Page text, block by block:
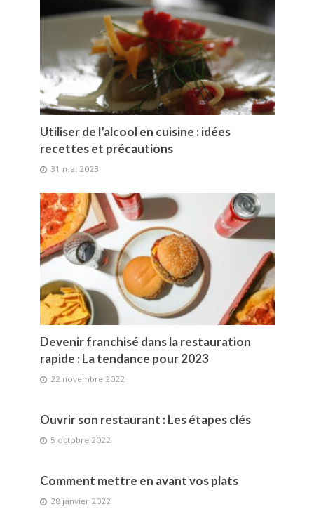
Utiliser de l’alcool en cuisine : idées
recettes et précautions
31 mai 2023
Devenir franchisé dans la restauration
rapide : La tendance pour 2023
22 novembre 2022
Ouvrir son restaurant : Les étapes clés
5 octobre 2022
Comment mettre en avant vos plats
28 janvier 2022